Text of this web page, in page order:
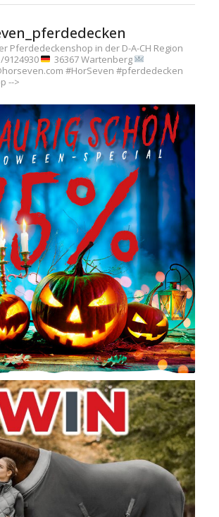
Pferdedeckenshop in der D-A-CH Region
9124930
36367 Wartenberg
#HorSeven #pferdedecken
-->